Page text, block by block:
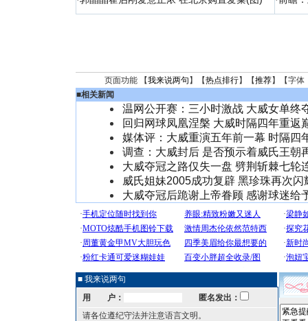
页面功能 【我来说两句 】【热点排行】【推荐】【字体
■相关新闻
温网公开赛：三小时激战 大威女单终
回归网球凤凰涅槃 大威时隔四年重返
媒体评：大威重演五年前一幕 时隔四
调查：大威封后 是否预示着威氏王朝
大威夺冠之路仅失一盘 劈荆斩棘七轮
威氏姐妹2005成功复辟 黑珍珠再次闪
大威夺冠后跪谢上帝眷顾 感谢球迷给
■ 我来说两句
用 户：
匿名发出：
请各位遵纪守法并注意语言文明。